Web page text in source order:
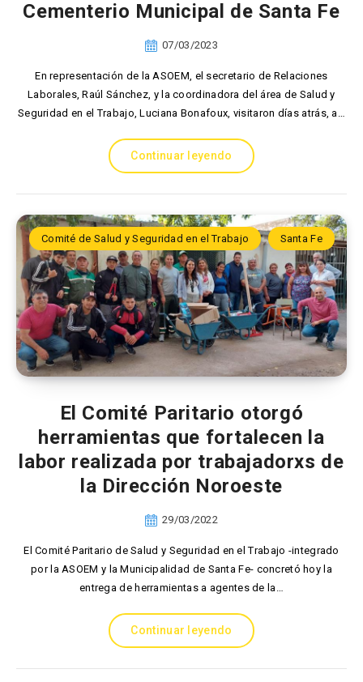
Cementerio Municipal de Santa Fe
07/03/2023
En representación de la ASOEM, el secretario de Relaciones
Laborales, Raúl Sánchez, y la coordinadora del área de Salud y
Seguridad en el Trabajo, Luciana Bonafoux, visitaron días atrás, a…
Continuar leyendo
Comité de Salud y Seguridad en el Trabajo Santa Fe
El Comité Paritario otorgó
herramientas que fortalecen la
labor realizada por trabajadorxs de
la Dirección Noroeste
29/03/2022
El Comité Paritario de Salud y Seguridad en el Trabajo -integrado
por la ASOEM y la Municipalidad de Santa Fe- concretó hoy la
entrega de herramientas a agentes de la…
Continuar leyendo